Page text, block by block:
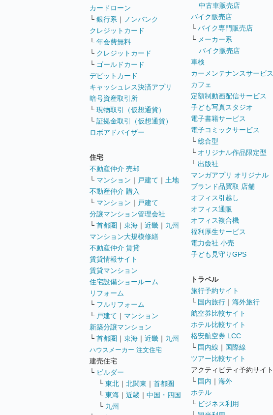
カードローン
└ 銀行系 ｜
ノンバンク
クレジットカード
└ 年会費無料
└ クレジットカード
└ ゴールドカード
デビットカード
キャッシュレス決済アプリ
暗号資産取引所
└ 現物取引（仮想通貨）
└ 証拠金取引（仮想通貨）
ロボアドバイザー
住宅
不動産仲介 売却
└ マンション ｜ 戸建て ｜ 土地
不動産仲介 購入
└ マンション ｜ 戸建て
分譲マンション管理会社
└ 首都圏 ｜ 東海 ｜ 近畿 ｜ 九州
マンション大規模修繕
不動産仲介 賃貸
賃貸情報サイト
賃貸マンション
住宅設備ショールーム
リフォーム
└ フルリフォーム
└ 戸建て ｜ マンション
新築分譲マンション
└ 首都圏 ｜ 東海 ｜ 近畿 ｜ 九州
ハウスメーカー 注文住宅
建売住宅
└ ビルダー
└ 東北 ｜ 北関東 ｜ 首都圏
└ 東海 ｜ 近畿 ｜ 中国・四国
└ 九州
中古車販売店
バイク販売店
└ バイク専門販売店
└ メーカー系
バイク販売店
車検
カーメンテナンスサービス
カフェ
定額制動画配信サービス
子ども写真スタジオ
電子書籍サービス
電子コミックサービス
└ 総合型
└ オリジナル作品限定型
└ 出版社
マンガアプリ オリジナル
ブランド品買取 店舗
オフィス引越し
オフィス通販
オフィス複合機
福利厚生サービス
電力会社 小売
子ども見守りGPS
トラベル
旅行予約サイト
└ 国内旅行 ｜ 海外旅行
航空券比較サイト
ホテル比較サイト
格安航空券 LCC
└ 国内線 ｜ 国際線
ツアー比較サイト
アクティビティ予約サイト
└ 国内 ｜ 海外
ホテル
└ ビジネス利用